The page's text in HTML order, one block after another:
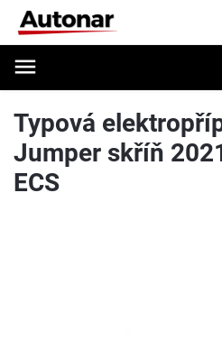
Typová
Jumper skříň
ECS